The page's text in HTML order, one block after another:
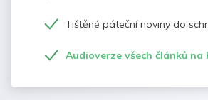
Tištěné páteční noviny do
Audioverze všech článků na